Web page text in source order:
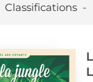
Classifications -